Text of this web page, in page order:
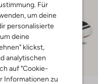
Für
um deine
personalisierte
deine
klickst,
analytischen
auf "Cookie-
Informationen zu
Letzte Größen
-20%